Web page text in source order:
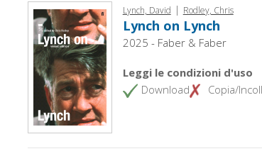
Lynch, David | Rodley, Chris
Lynch on Lynch
2025 - Faber & Faber
Leggi le condizioni d'uso
Download
Copia/